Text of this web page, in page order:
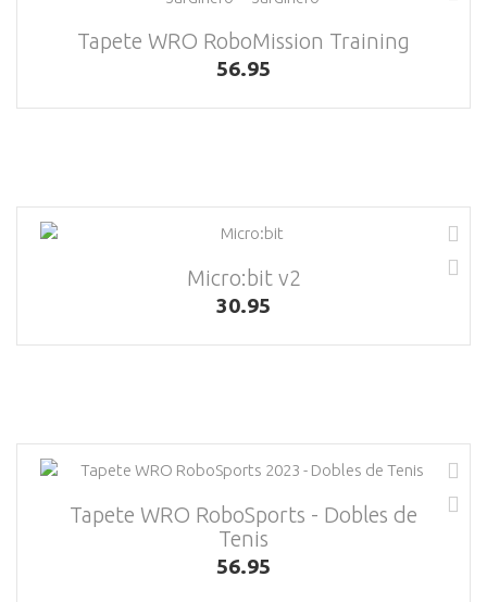
Tapete WRO RoboMission Training
56.95
Micro:bit v2
30.95
Tapete WRO RoboSports - Dobles de
Tenis
56.95